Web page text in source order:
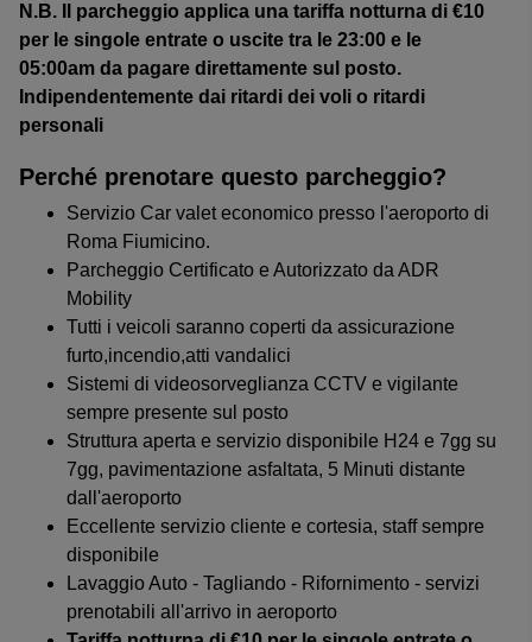
N.B. Il parcheggio applica una tariffa notturna di €10
per le singole entrate o uscite tra le 23:00 e le
05:00am da pagare direttamente sul posto.
Indipendentemente dai ritardi dei voli o ritardi
personali
Perché prenotare questo parcheggio?
Servizio Car valet economico presso l'aeroporto di
Roma Fiumicino.
Parcheggio Certificato e Autorizzato da ADR
Mobility
Tutti i veicoli saranno coperti da assicurazione
furto,incendio,atti vandalici
Sistemi di videosorveglianza CCTV e vigilante
sempre presente sul posto
Struttura aperta e servizio disponibile H24 e 7gg su
7gg, pavimentazione asfaltata, 5 Minuti distante
dall'aeroporto
Eccellente servizio cliente e cortesia, staff sempre
disponibile
Lavaggio Auto - Tagliando - Rifornimento - servizi
prenotabili all'arrivo in aeroporto